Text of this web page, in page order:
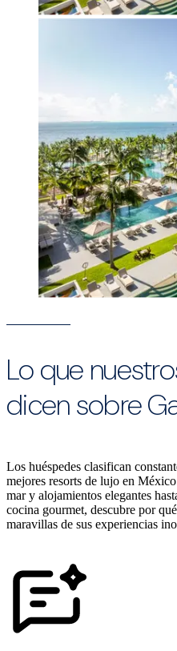
Lo que
dicen sobre
Los huéspedes clasifican
mejores resorts de lujo en
mar y alojamientos elegantes
cocina gourmet, descubre por
maravillas de sus experiencias